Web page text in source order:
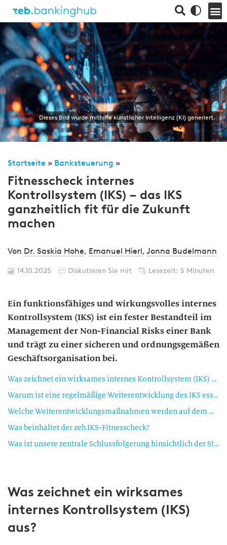
Dieses Bild wurde mithilfe künstlicher Intelligenz (KI) generiert.
Startseite » Banksteuerung »
Fitnesscheck internes
Kontrollsystem (IKS) – das IKS
ganzheitlich fit für die Zukunft
machen
Von Dr. Saskia Hohe, Emanuel Hierl, Jonna Budelmann
14.10.2025 Diskutieren Sie mit Lesezeit: 5 Minuten
Ein funktionsfähiges und wirkungsvolles internes
Kontrollsystem (IKS) ist ein fester Bestandteil im
Management der Non-Financial Risks einer Bank
und trägt zu einer sicheren und ordnungsgemäßen
Geschäftsorganisation bei.
Was zeichnet ein wirksames internes Kontrollsystem (IKS) aus?
Warum ist eine regelmäßige Weiterentwicklung des IKS essenziell?
Welche Weiterentwicklungsmaßnahmen werden auf dem Markt beobachtet?
Was beinhaltet der zeb.IKS-Fitnesscheck?
Was ist unsere zentrale Schlussfolgerung hinsichtlich der Stärkung des IKS?
Was zeichnet ein wirksames
internes Kontrollsystem (IKS)
aus?